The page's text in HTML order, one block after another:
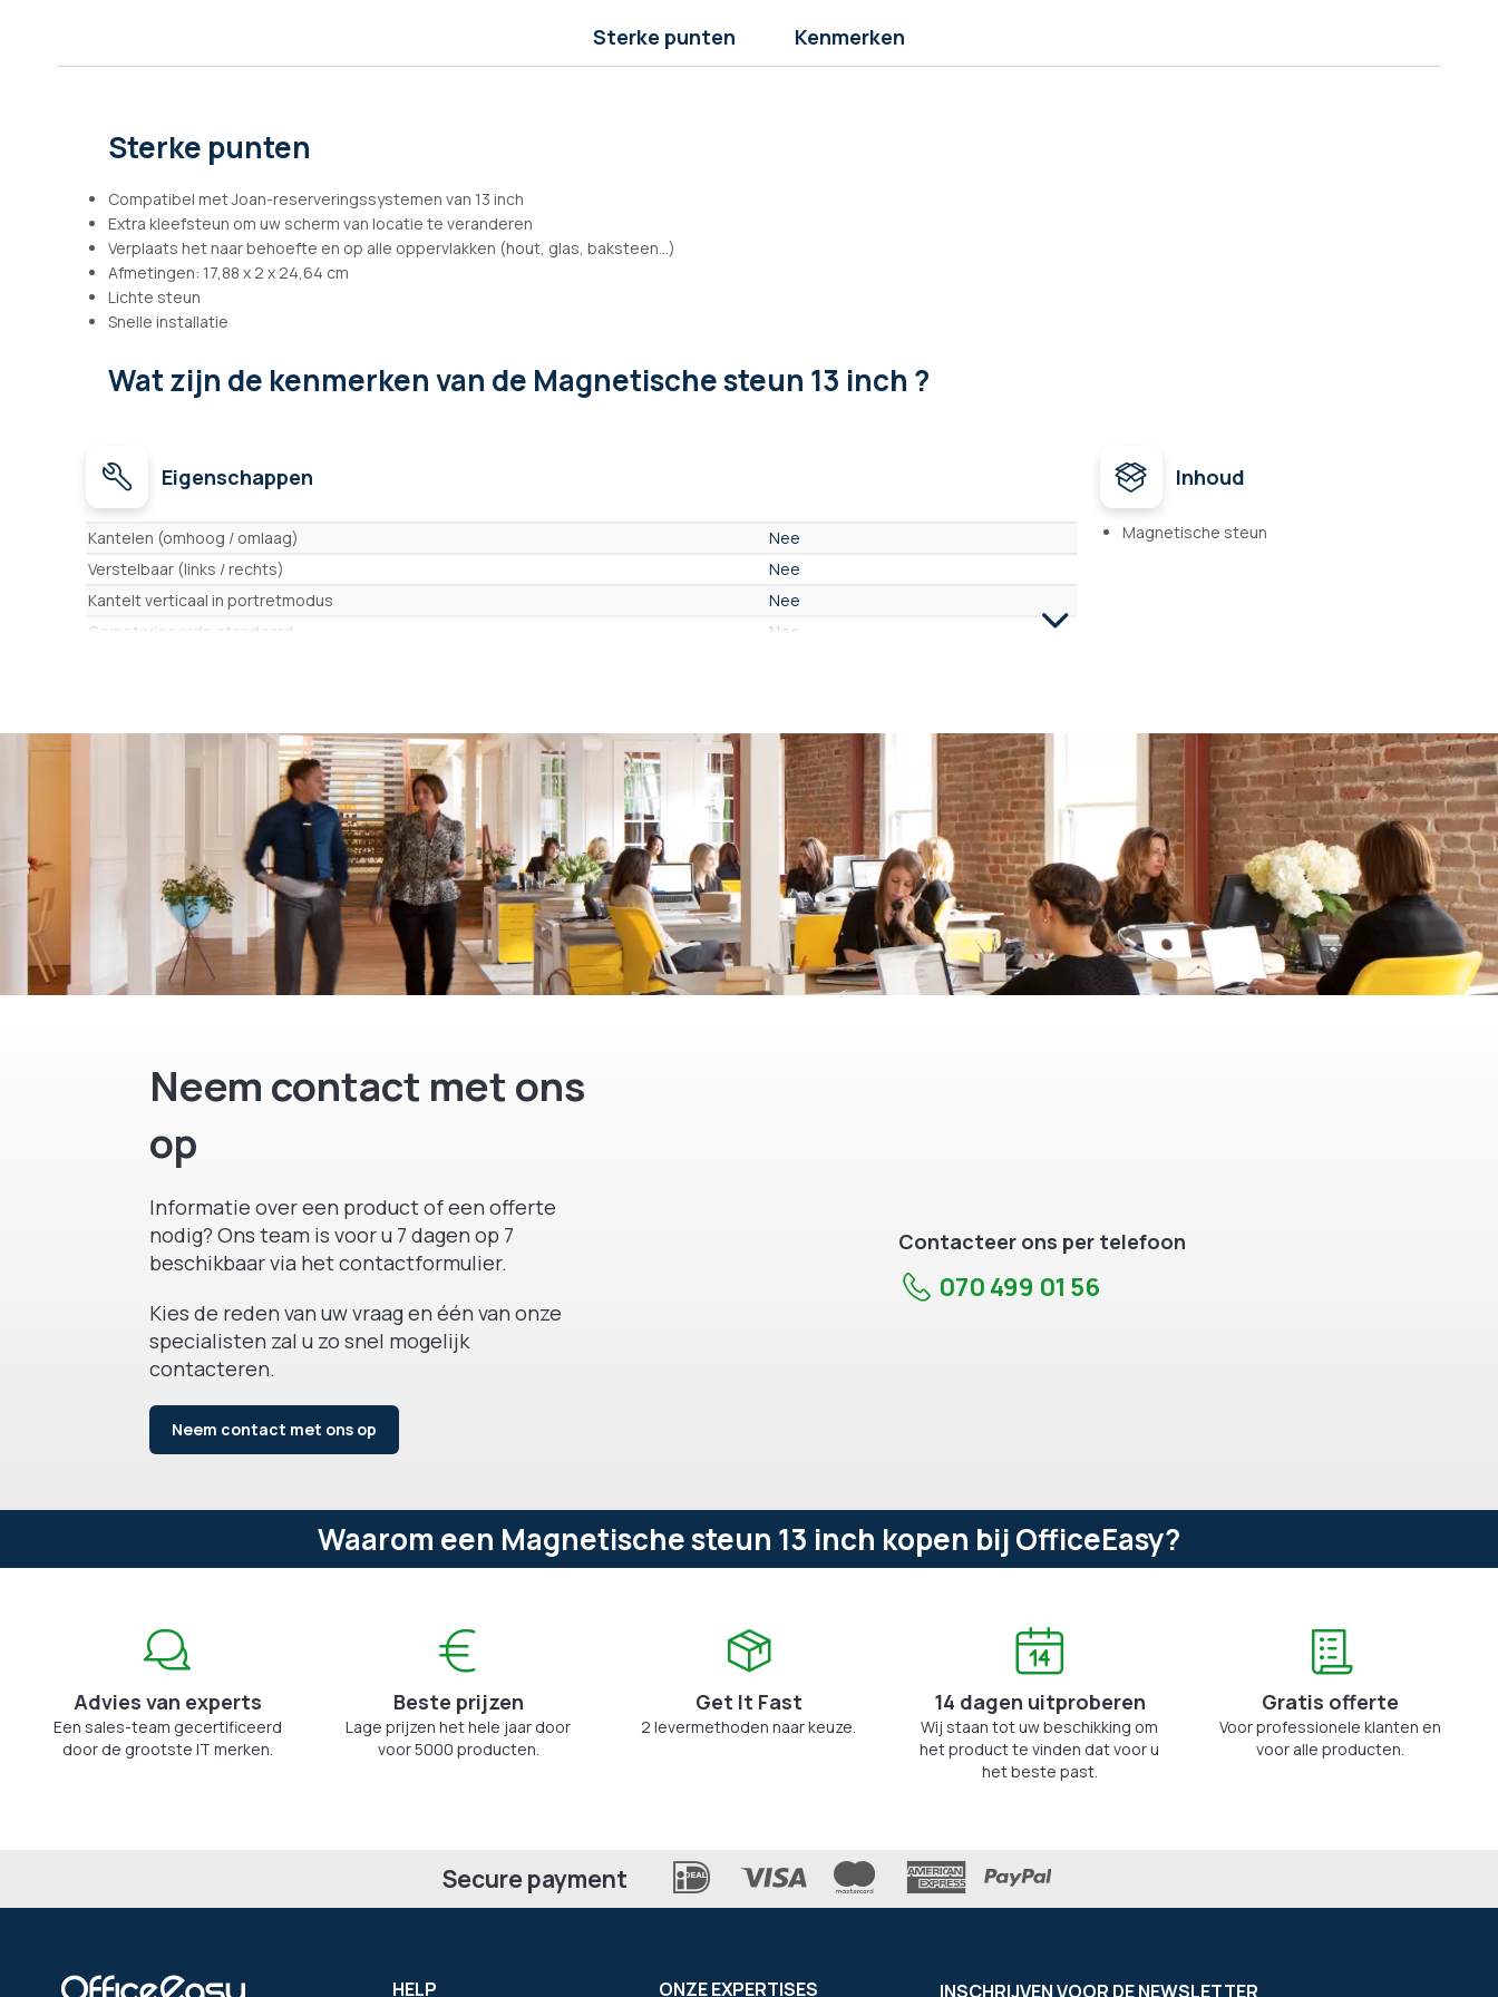
Sterke punten Kenmerken
Sterke punten
Compatibel met Joan-reserveringssystemen van 13 inch
Extra kleefsteun om uw scherm van locatie te veranderen
Verplaats het naar behoefte en op alle oppervlakken (hout, glas, baksteen...)
Afmetingen: 17,88 x 2 x 24,64 cm
Lichte steun
Snelle installatie
Wat zijn de kenmerkenvan de Magnetische steun 13 inch ?
Eigenschappen
Eigenschappen
Kantelen (omhoog / omlaag)
Nee
Verstelbaar (links / rechts)
Nee
Kantelt verticaal in portretmodus
Nee
Gemotoriseerde standaard
Nee
Minder dan 1 kg
Zwart
Inhoud
Magnetische steun
Neem contact met ons
op
Informatie over een product of een offerte
nodig? Ons team is voor u 7 dagen op 7
beschikbaar via het contactformulier.
Kies de reden van uw vraag en één van onze
specialisten zal u zo snel mogelijk
contacteren.
Neem contact met ons op
Contacteer ons per telefoon
070 499 01 56
Waarom een Magnetische steun 13 inch kopen bij OfficeEasy?
Advies van experts
Een sales-team gecertificeerd
door de grootste IT merken.
Beste prijzen
Lage prijzen het hele jaar door
voor 5000 producten.
Get It Fast
2 levermethoden naar keuze.
14 dagen uitproberen
Wij staan tot uw beschikking om
het product te vinden dat voor u
het beste past.
Gratis offerte
Voor professionele klanten en
voor alle producten.
Secure payment
HELP ONZE EXPERTISES INSCHRIJVEN VOOR DE NEWSLETTER